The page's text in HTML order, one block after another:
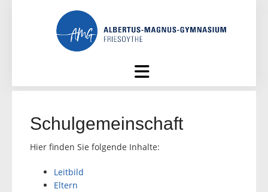
Schulgemeinschaft
Hier finden Sie folgende Inhalte:
Leitbild
Eltern